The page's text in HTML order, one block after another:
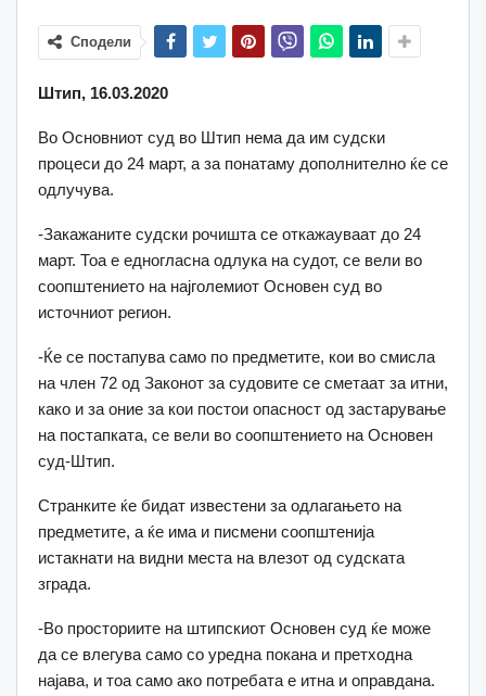
Сподели
Штип, 16.03.2020
Во Основниот суд во Штип нема да им судски
процеси до 24 март, а за понатаму дополнително ќе се
одлучува.
-Закажаните судски рочишта се откажауваат до 24
март. Тоа е едногласна одлука на судот, се вели во
соопштението на најголемиот Основен суд во
источниот регион.
-Ќе се постапува само по предметите, кои во смисла
на член 72 од Законот за судовите се сметаат за итни,
како и за оние за кои постои опасност од застарување
на постапката, се вели во соопштението на Основен
суд-Штип.
Странките ќе бидат известени за одлагањето на
предметите, а ќе има и писмени соопштенија
истакнати на видни места на влезот од судската
зграда.
-Во просториите на штипскиот Основен суд ќе може
да се влегува само со уредна покана и претходна
најава, и тоа само ако потребата е итна и оправдана.